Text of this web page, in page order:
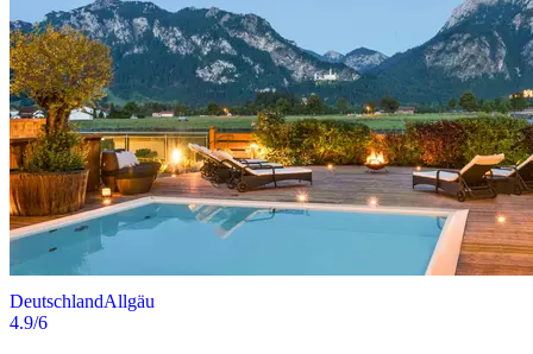
DeutschlandAllgäu
4.9/6